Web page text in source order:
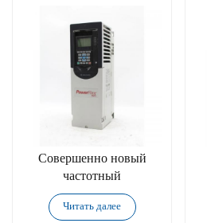
Совершенно новый
частотный
преобразователь
переменного тока Allen-
Читать далее